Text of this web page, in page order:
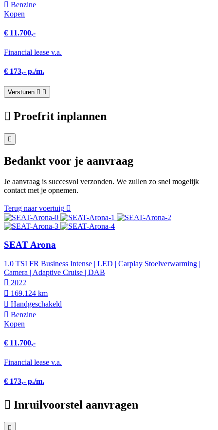
Benzine
Kopen
€ 11.700,-
Financial lease v.a.
€ 173,- p./m.
Versturen
Proefrit inplannen
Bedankt voor je aanvraag
Je aanvraag is succesvol verzonden. We zullen zo snel mogelijk
contact met je opnemen.
Terug naar voertuig
SEAT Arona
1.0 TSI FR Business Intense | LED | Carplay Stoelverwarming |
Camera | Adaptive Cruise | DAB
2022
169.124 km
Hand­geschakeld
Benzine
Kopen
€ 11.700,-
Financial lease v.a.
€ 173,- p./m.
Inruilvoorstel aanvragen